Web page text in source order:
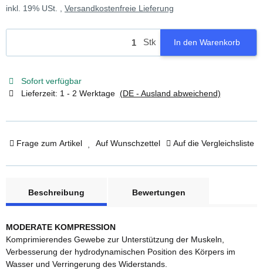
inkl. 19% USt. , Versandkostenfreie Lieferung
Stk In den Warenkorb
Sofort verfügbar
Lieferzeit: 1 - 2 Werktage (DE - Ausland abweichend)
Frage zum Artikel Auf Wunschzettel Auf die Vergleichsliste
Beschreibung
Bewertungen
MODERATE KOMPRESSION
Komprimierendes Gewebe zur Unterstützung der Muskeln,
Verbesserung der hydrodynamischen Position des Körpers im
Wasser und Verringerung des Widerstands.